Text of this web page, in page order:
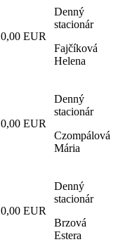
0,00 EUR
Denný
stacionár
Fajčíková
Helena
0,00 EUR
Denný
stacionár
Czompálová
Mária
0,00 EUR
Denný
stacionár
Brzová
Estera